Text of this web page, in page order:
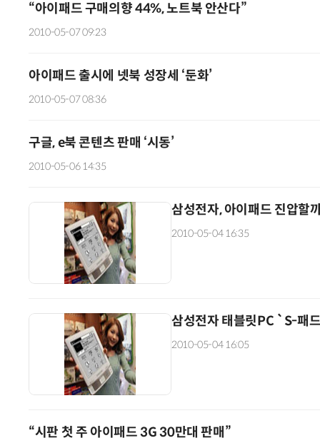
“아이패드 구매의향 44%, 노트북 안산다”
2010-05-07 09:23
아이패드 출시에 넷북 성장세 ‘둔화’
2010-05-07 08:36
구글, e북 콘텐츠 판매 ‘시동’
2010-05-06 14:35
삼성전자, 아이패드 진압할
2010-05-04 16:35
삼성전자 태블릿PC `S-패
2010-05-04 16:05
“시판 첫 주 아이패드 3G 30만대 판매”